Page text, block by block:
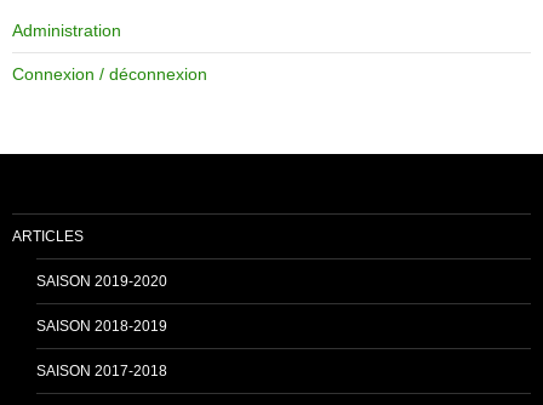
o
Administration
Connexion / déconnexion
ARTICLES
SAISON 2019-2020
SAISON 2018-2019
SAISON 2017-2018